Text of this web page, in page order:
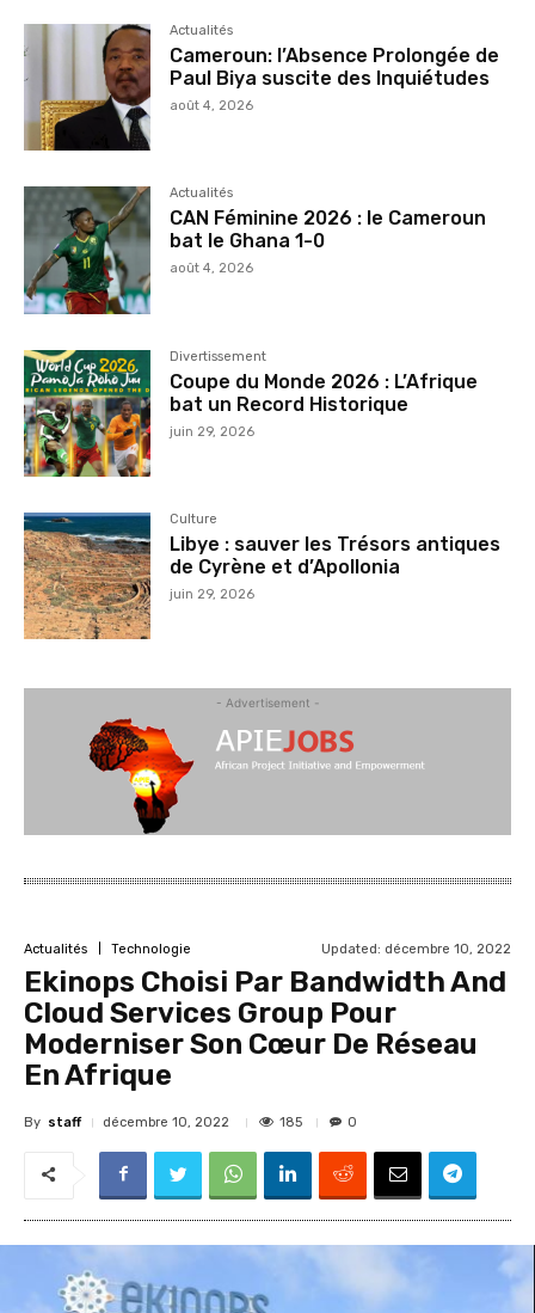
Actualités
Cameroun: l’Absence Prolongée de
Paul Biya suscite des Inquiétudes
août 4, 2026
Actualités
CAN Féminine 2026 : le Cameroun
bat le Ghana 1-0
août 4, 2026
Divertissement
Coupe du Monde 2026 : L’Afrique
bat un Record Historique
juin 29, 2026
Culture
Libye : sauver les Trésors antiques
de Cyrène et d’Apollonia
juin 29, 2026
- Advertisement -